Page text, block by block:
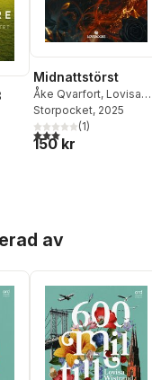
Midnattstörst
Åke Qvarfort, Lovisa
Wistrand
Storpocket, 2025
3,0utav 5 stjärnor.
(1)
150 kr
av